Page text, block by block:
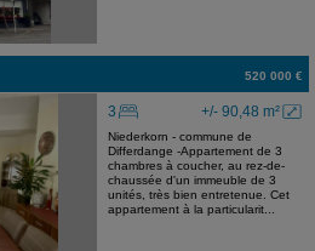
520 000 €
+/- 90,48 m²
3
Niederkorn - commune de
Differdange -Appartement de 3
chambres à coucher, au rez-de-
chaussée d'un immeuble de 3
unités, très bien entretenue. Cet
appartement à la particularit...